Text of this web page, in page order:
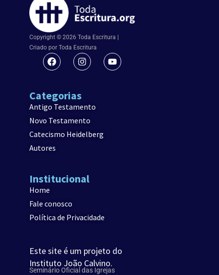
Copyright © 2026 Toda Escritura |
Criado por Toda Escritura
Categorias
Antigo Testamento
Novo Testamento
Catecismo Heidelberg
Autores
Institucional
Home
Fale conosco
Política de Privacidade
Este site é um projeto do
Instituto João Calvino.
Seminário Oficial das Igrejas